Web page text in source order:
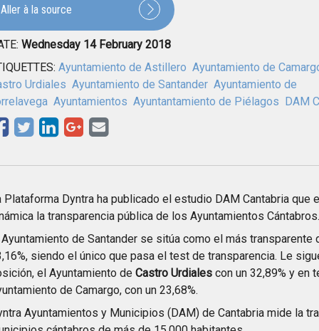
Aller à la source
Wednesday 14 February 2018
Ayuntamiento de Astillero Ayuntamiento de
Urdiales Ayuntamiento de Santander Ayuntamiento de
Ayuntamientos Ayuntantamiento de Piélagos DAM
Plataforma Dyntra ha publicado el estudio DAM Cantabria que
la transparencia pública de los Ayuntamientos Cántabros.
de Santander se sitúa como el más transparente
siendo el único que pasa el test de transparencia. Le
el Ayuntamiento de Castro Urdiales con un 32,89% y en
de Camargo, con un 23,68%.
Ayuntamientos y Municipios (DAM) de Cantabria mide la